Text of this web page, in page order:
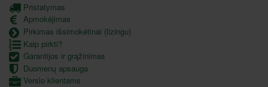
Pristatymas
Apmokėjimas
Pirkimas išsimokėtinai (lizingu)
Kaip pirkti?
Garantijos ir grąžinimas
Duomenų apsauga
Verslo klientams